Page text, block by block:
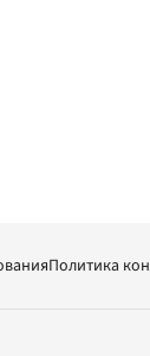
Политика